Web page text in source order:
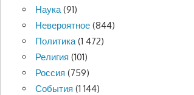
Наука(91)
Невероятное(844)
Политика(1 472)
Религия (101)
Россия (759)
События (1 144)